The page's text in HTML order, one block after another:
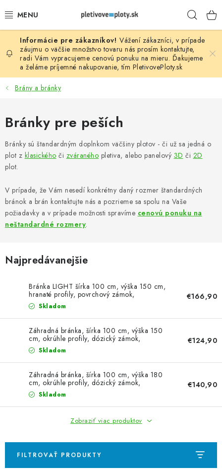
na
PLOTOVÉ PANELY
PLETIVO
STĹPIKY
PODHRABOVÉ DOSKY
BRÁNY A BRÁNKY
GABIÓNY (PLOTY, KOŠE)
PRÍSLUŠENSTVO
VYVÝŠENÉ ZÁHONY
AKCIA - MIERNE POŠKODENÝ TOVAR
Kontakt
Vážení zákazníci, v prípade
záujmu o väčšie množstvo tovaru nás prosím kontaktujte,
radi Vám vypracujeme cenovú ponuku na mieru. Ďakujeme
a želáme príjemné nakupovanie, tím PletivovePloty.sk
Brány a bránky
Bránky pre peších
Bránky sú štandardným doplnkom väčšiny plotov - či už sa jedná o
plot z klasického či zváraného pletiva, alebo panelový 3D či 2D
plot.
V prípade, že Vám nesedí konkrétny daný rozmer štandardných
bránok a brán kontaktujte nás a pozrieme sa spolu na Vaše
požiadavky a v prípade možnosti spravíme cenovú ponuku na
neštandardné rozmery.
Najpredávanejšie
Bránka LIGHT šírka 100 cm, výška 150 cm,
hranaté profily, povrchový zámok,
antracitová šedá
Skladom
€166,90
Záhradná bránka, šírka 100 cm, výška 150
cm, okrúhle profily, dózický zámok,
machová zelená
Skladom
€124,90
Záhradná bránka, šírka 100 cm, výška 180
cm, okrúhle profily, dózický zámok,
machová zelená
Skladom
€140,90
Zobraziť viac produktov
FILTROVAŤ PRODUKTY